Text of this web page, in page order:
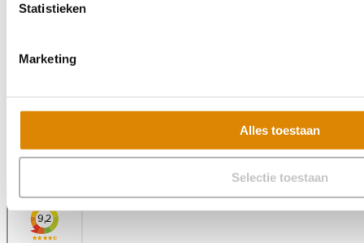
Statistieken
Marketing
Alles toestaan
Selectie toestaan